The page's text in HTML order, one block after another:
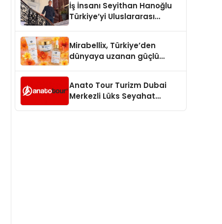
İş İnsanı Seyithan Hanoğlu
Türkiye’yi Uluslararası
Mirabellix, Türkiye’den
dünyaya uzanan güçlü
Anato Tour Turizm Dubai
Merkezli Lüks Seyahat